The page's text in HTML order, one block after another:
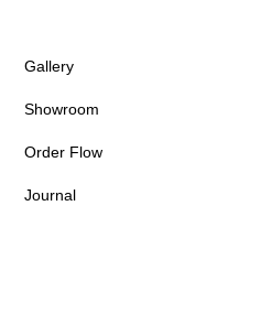
Gallery
Showroom
Order Flow
Journal